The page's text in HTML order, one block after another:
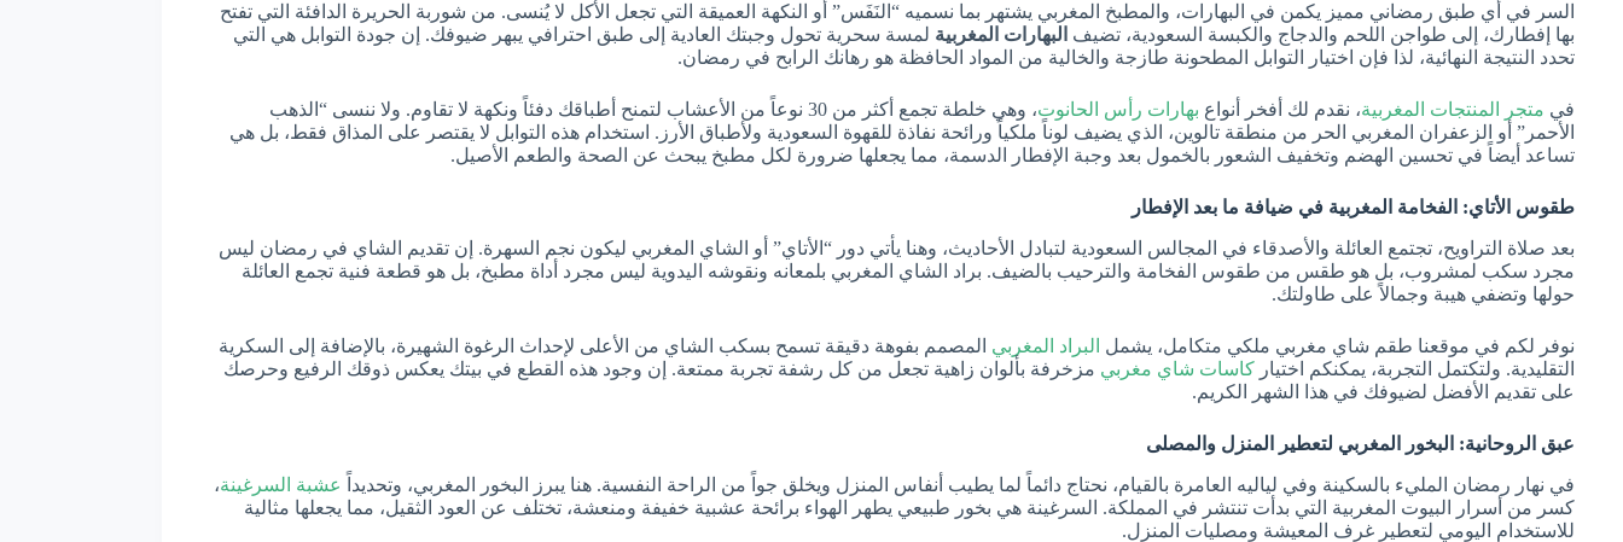
السر في أي طبق رمضاني مميز يكمن في البهارات، والمطبخ المغربي يشتهر بما نسميه “النَفَس” أو النكهة العميقة التي تجعل الأكل لا يُنسى. من شوربة الحريرة الدافئة التي تفتح
بها إفطارك، إلى طواجن اللحم والدجاج والكبسة السعودية، تضيف البهارات المغربية لمسة سحرية تحول وجبتك العادية إلى طبق احترافي يبهر ضيوفك. إن جودة التوابل هي التي
تحدد النتيجة النهائية، لذا فإن اختيار التوابل المطحونة طازجة والخالية من المواد الحافظة هو رهانك الرابح في رمضان.
في متجر المنتجات المغربية، نقدم لك أفخر أنواع بهارات رأس الحانوت
، وهي خلطة تجمع أكثر من 30 نوعاً من الأعشاب لتمنح أطباقك دفئاً ونكهة لا تقاوم. ولا ننسى “الذهب
الأحمر” أو الزعفران المغربي الحر من منطقة تالوين، الذي يضيف لوناً ملكياً ورائحة نفاذة للقهوة السعودية ولأطباق الأرز. استخدام هذه التوابل لا يقتصر على المذاق فقط، بل هي
تساعد أيضاً في تحسين الهضم وتخفيف الشعور بالخمول بعد وجبة الإفطار الدسمة، مما يجعلها ضرورة لكل مطبخ يبحث عن الصحة والطعم الأصيل.
طقوس الأتاي: الفخامة المغربية في ضيافة ما بعد الإفطار
بعد صلاة التراويح، تجتمع العائلة والأصدقاء في المجالس السعودية لتبادل الأحاديث، وهنا يأتي دور “الأتاي” أو الشاي المغربي ليكون نجم السهرة. إن تقديم الشاي في رمضان ليس
مجرد سكب لمشروب، بل هو طقس من طقوس الفخامة والترحيب بالضيف. براد الشاي المغربي بلمعانه ونقوشه اليدوية ليس مجرد أداة مطبخ، بل هو قطعة فنية تجمع العائلة
حولها وتضفي هيبة وجمالاً على طاولتك.
نوفر لكم في موقعنا طقم شاي مغربي ملكي متكامل، يشمل البراد المغربي المصمم بفوهة دقيقة تسمح بسكب الشاي من الأعلى لإحداث الرغوة الشهيرة، بالإضافة إلى السكرية
التقليدية. ولتكتمل التجربة، يمكنكم اختيار كاسات شاي مغربي مزخرفة بألوان زاهية تجعل من كل رشفة تجربة ممتعة. إن وجود هذه القطع في بيتك يعكس ذوقك الرفيع وحرصك
على تقديم الأفضل لضيوفك في هذا الشهر الكريم.
عبق الروحانية: البخور المغربي لتعطير المنزل والمصلى
في نهار رمضان المليء بالسكينة وفي لياليه العامرة بالقيام، نحتاج دائماً لما يطيب أنفاس المنزل ويخلق جواً من الراحة النفسية. هنا يبرز البخور المغربي، وتحديداً
عشبة السرغينة،
كسر من أسرار البيوت المغربية التي بدأت تنتشر في المملكة. السرغينة هي بخور طبيعي يطهر الهواء برائحة عشبية خفيفة ومنعشة، تختلف عن العود الثقيل، مما يجعلها مثالية
للاستخدام اليومي لتعطير غرف المعيشة ومصليات المنزل.